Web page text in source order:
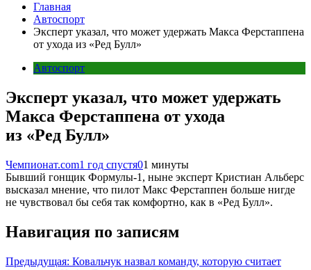
Главная
Автоспорт
Эксперт указал, что может удержать Макса Ферстаппена
от ухода из «Ред Булл»
Автоспорт
Эксперт указал, что может удержать
Макса Ферстаппена от ухода
из «Ред Булл»
Чемпионат.com1 год спустя01 минуты
Бывший гонщик Формулы-1, ныне эксперт Кристиан Альберс
высказал мнение, что пилот Макс Ферстаппен больше нигде
не чувствовал бы себя так комфортно, как в «Ред Булл».
Навигация по записям
Предыдущая: Ковальчук назвал команду, которую считает